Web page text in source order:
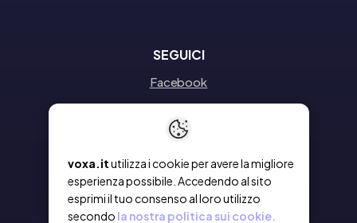
voxa.itutilizza i cookie per avere la migliore
esperienza possibile. Accedendo al sito
esprimi il tuo consenso al loro utilizzo
secondo la nostra politica sui cookie.
SEGUICI
Facebook
Instagram
Linkedin